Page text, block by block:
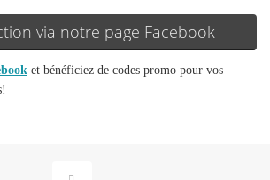
via notre page Facebook
et bénéficiez de codes promo pour vos